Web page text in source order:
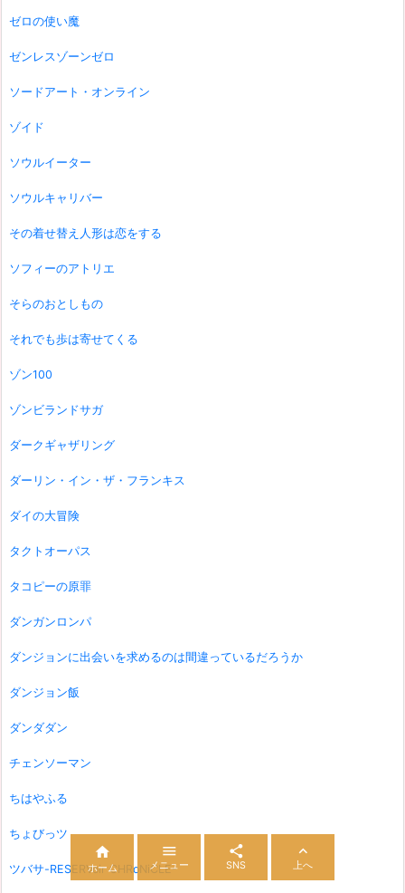
ゼロの使い魔
ゼンレスゾーンゼロ
ソードアート・オンライン
ゾイド
ソウルイーター
ソウルキャリバー
その着せ替え人形は恋をする
ソフィーのアトリエ
そらのおとしもの
それでも歩は寄せてくる
ゾン100
ゾンビランドサガ
ダークギャザリング
ダーリン・イン・ザ・フランキス
ダイの大冒険
タクトオーパス
タコピーの原罪
ダンガンロンパ
ダンジョンに出会いを求めるのは間違っているだろうか
ダンジョン飯
ダンダダン
チェンソーマン
ちはやふる
ちょびっツ
ツバサ-RESERVoir CHRoNiCLE-

ホーム

メニュー

SNS

上へ